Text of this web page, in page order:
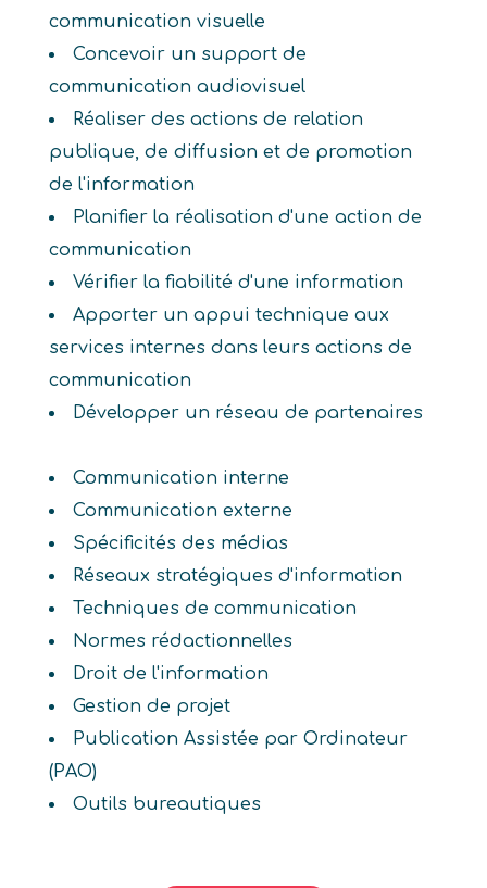
communication visuelle
Concevoir un support de
communication audiovisuel
Réaliser des actions de relation
publique, de diffusion et de promotion
de l'information
Planifier la réalisation d'une action de
communication
Vérifier la fiabilité d'une information
Apporter un appui technique aux
services internes dans leurs actions de
communication
Développer un réseau de partenaires
Communication interne
Communication externe
Spécificités des médias
Réseaux stratégiques d'information
Techniques de communication
Normes rédactionnelles
Droit de l'information
Gestion de projet
Publication Assistée par Ordinateur
(PAO)
Outils bureautiques